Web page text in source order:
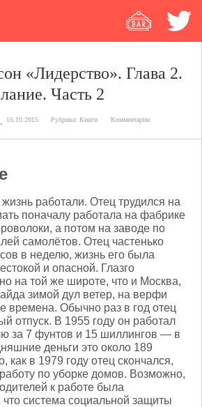
«Лидерство». Глава 2.
Часть 2
16.10.2015 Рубрика: Книги Комментарии
работали. Отец трудился на
поначалу работала на фабрике
а потом на заводе по
самолётов. Отец частенько
в неделю, жизнь его была
и опасной. Глазго
на той же широте, что и Москва,
зимой дул ветер, на верфи
времена. Обычно раз в год отец
отпуск. В 1955 году он работал
за 7 фунтов и 15 шиллингов — в
деньги это около 189
как в 1979 году отец скончался,
по уборке домов. Возможно,
к работе была
что система социальной защиты